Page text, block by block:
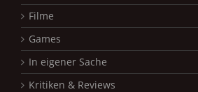
Filme
Games
In eigener Sache
Kritiken & Reviews